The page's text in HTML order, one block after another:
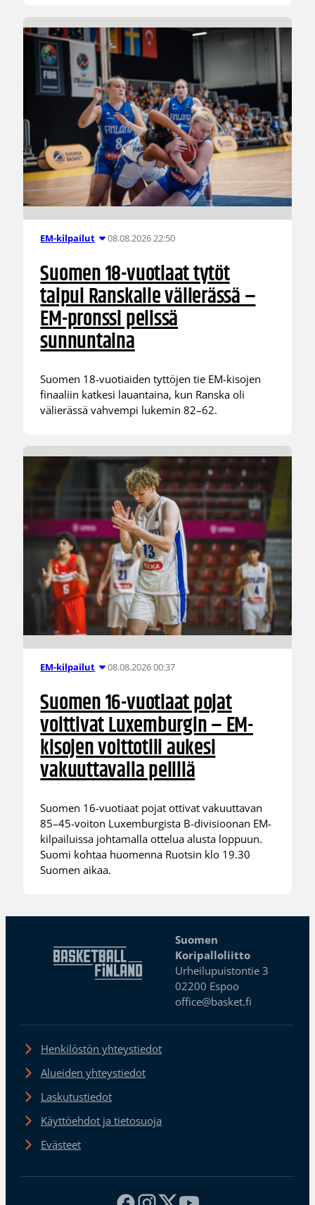
EM-kilpailut 08.08.2026 22:50
Suomen 18-vuotiaat tytöt
taipui Ranskalle välierässä –
EM-pronssi pelissä
sunnuntaina
Suomen 18-vuotiaiden tyttöjen tie EM-kisojen
finaaliin katkesi lauantaina, kun Ranska oli
välierässä vahvempi lukemin 82–62.
EM-kilpailut 08.08.2026 00:37
Suomen 16-vuotiaat pojat
voittivat Luxemburgin – EM-
kisojen voittotili aukesi
vakuuttavalla pelillä
Suomen 16-vuotiaat pojat ottivat vakuuttavan
85–45-voiton Luxemburgista B-divisioonan EM-
kilpailuissa johtamalla ottelua alusta loppuun.
Suomi kohtaa huomenna Ruotsin klo 19.30
Suomen aikaa.
Suomen
Koripalloliitto
Urheilupuistontie 3
02200 Espoo
office@basket.fi
Henkilöstön yhteystiedot
Alueiden yhteystiedot
Laskutustiedot
Käyttöehdot ja tietosuoja
Evästeet